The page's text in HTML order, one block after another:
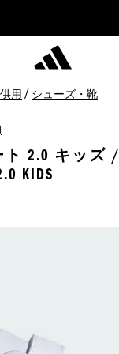
用 / シューズ・靴
ト 2.0 キッズ /
KIDS